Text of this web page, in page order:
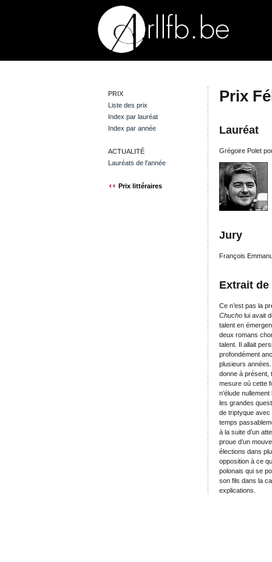
PRIX
Liste des prix
Index par lauréat
Index par année
ACTUALITÉ
Lauréats de l'année
Prix littéraires
Prix
Lauréat
Grégoire Polet
Jury
François
Extrait
Ce n’est pas la
Chucho lui avait
talent en
deux romans
talent. Il allait
profondément
plusieurs
donne à présent,
mesure où cette
n’élude
les grandes
de triptyque
temps
à la suite d’un
proue d’un
élections dans
opposition à ce
polonais qui se
son fils dans la
explications.